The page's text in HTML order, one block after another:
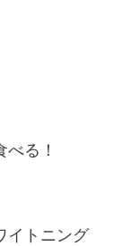
る！
イトニング